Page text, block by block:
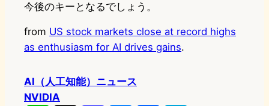
今後のキーとなるでしょう。
from US stock markets close at record highs
as enthusiasm for AI drives gains.
AI（人工知能）ニュース
NVIDIA